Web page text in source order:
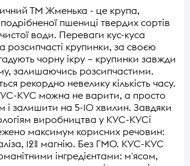
ТМ Жменька - це крупа,
пшениці твердих сортів
води. Переваги кус-куса
розсипчасті крупинки, за своєю
чорну ікру – крупинки завжди
залишаючись розсипчастими.
рекордно невелику кількість часу.
КУС можна не варити, а просто
і залишити на 5-10 хвилин. Завдяки
виробництва у КУС-КУСі
максимум корисних речовин:
12% магнію. Без ГМО. КУС-КУС
інгредієнтами: м'ясом,